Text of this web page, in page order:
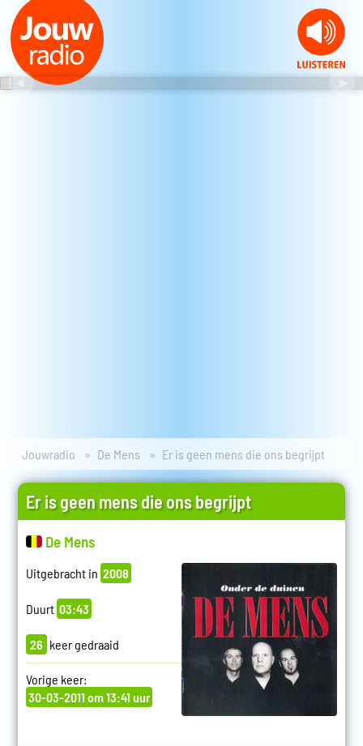
Jouwradio De Mens Er is geen mens die ons begrijpt
Er is geen mens die ons begrijpt
De Mens
Uitgebracht in 2008
Duurt 03:43
26 keer gedraaid
Vorige keer:
30-03-2011 om 13:41 uur